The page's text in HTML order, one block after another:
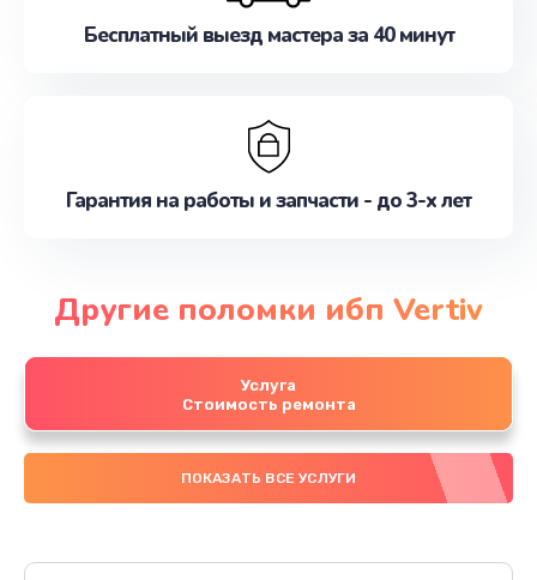
Бесплатный выезд мастера за 40 минут
Гарантия на работы и запчасти - до 3-х лет
Другие поломки ибп Vertiv
Услуга
Стоимость ремонта
ПОКАЗАТЬ ВСЕ УСЛУГИ